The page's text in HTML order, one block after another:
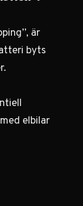
är
byts
elbilar